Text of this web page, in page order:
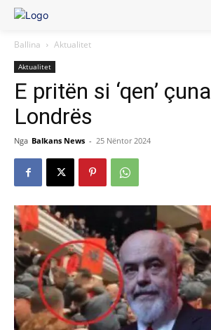
Ballina Aktualitet
Aktualitet
E pritën si ‘qen’
Londrës
Nga Balkans News - 25 Nëntor 2024